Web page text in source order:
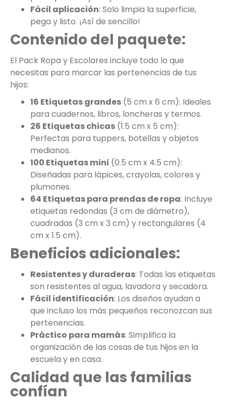
Fácil aplicación: Solo limpia la superficie,
pega y listo. ¡Así de sencillo!
Contenido del paquete:
El Pack Ropa y Escolares incluye todo lo que
necesitas para marcar las pertenencias de tus
hijos:
16 Etiquetas grandes (5 cm x 6 cm): Ideales
para cuadernos, libros, loncheras y termos.
26 Etiquetas chicas (1.5 cm x 5 cm):
Perfectas para tuppers, botellas y objetos
medianos.
100 Etiquetas mini (0.5 cm x 4.5 cm):
Diseñadas para lápices, crayolas, colores y
plumones.
64 Etiquetas para prendas de ropa: Incluye
etiquetas redondas (3 cm de diámetro),
cuadradas (3 cm x 3 cm) y rectangulares (4
cm x 1.5 cm).
Beneficios adicionales:
Resistentes y duraderas: Todas las etiquetas
son resistentes al agua, lavadora y secadora.
Fácil identificación: Los diseños ayudan a
que incluso los más pequeños reconozcan sus
pertenencias.
Práctico para mamás: Simplifica la
organización de las cosas de tus hijos en la
escuela y en casa.
Calidad que las familias
confían